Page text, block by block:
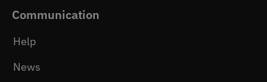
Communication
Help
News